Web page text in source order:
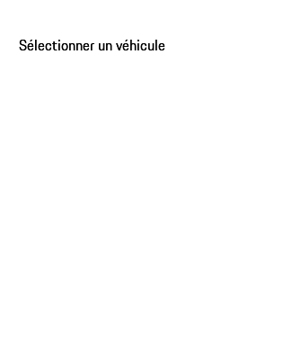
Sélectionner un véhicule
Sélectionner un véhicule